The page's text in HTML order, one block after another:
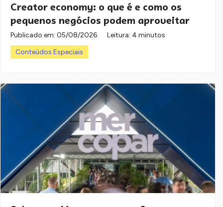
Creator economy: o que é e como os
pequenos negócios podem aproveitar
Publicado em: 05/08/2026
Leitura: 4 minutos
Conteúdos Especiais